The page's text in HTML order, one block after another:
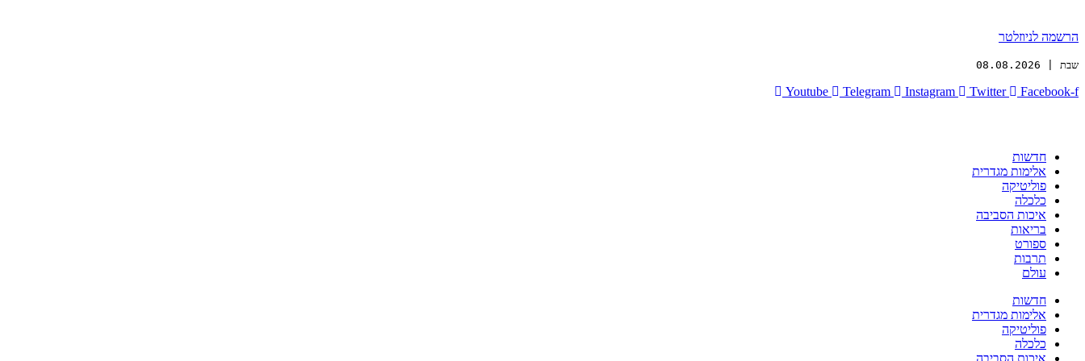
הרשמה לניוזלטר
שבת | 08.08.2026
Youtube Telegram Instagram Twitter Facebook-f
חדשות
אלימות מגדרית
פוליטיקה
כלכלה
איכות הסביבה
בריאות
ספורט
תרבות
עולם
חדשות
אלימות מגדרית
פוליטיקה
כלכלה
איכות הסביבה